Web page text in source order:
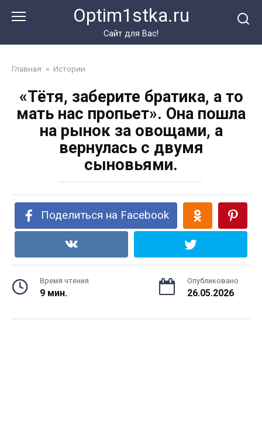
Optim1stka.ru
Сайт для Вас!
Главная » Истории
«Тётя, заберите братика, а то
мать нас пропьет». Она пошла
на рынок за овощами, а
вернулась с двумя
сыновьями.
Поделиться на Facebook
Время чтения
9 мин.
Опубликовано
26.05.2026